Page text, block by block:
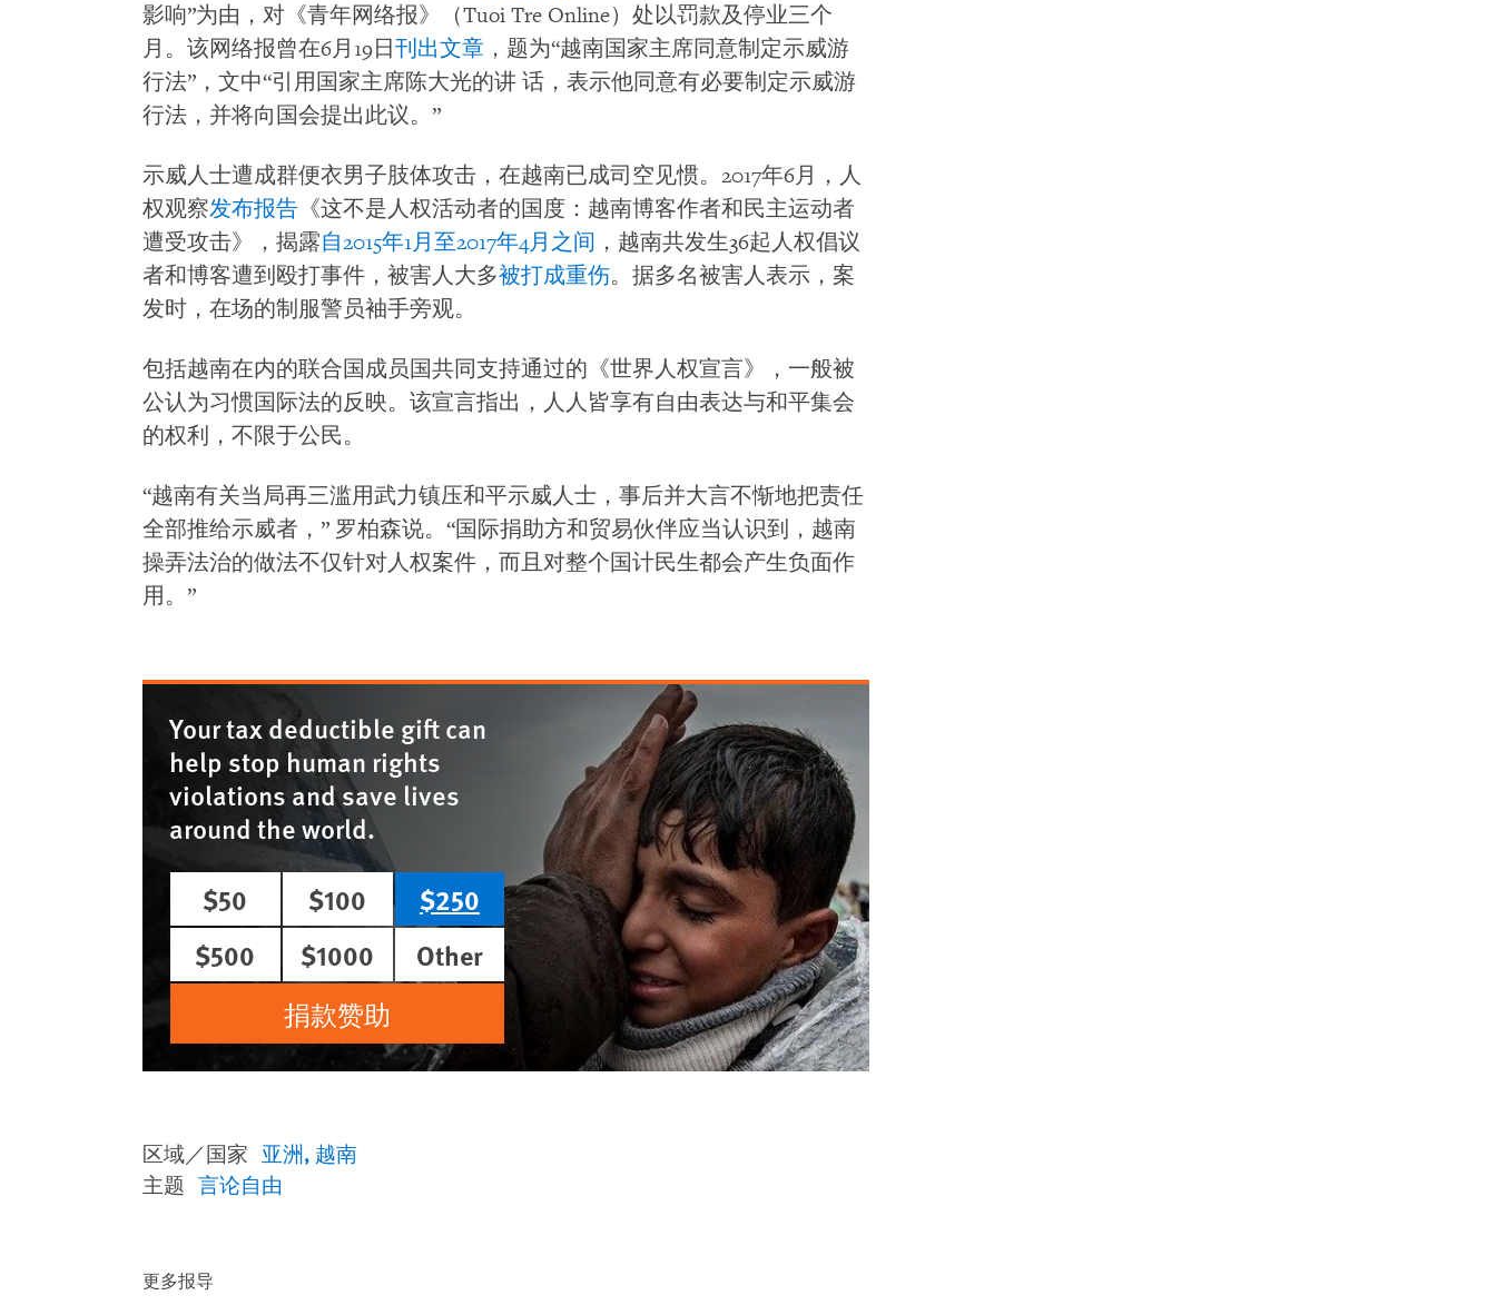
影响”为由，对《青年网络报》（Tuoi Tre Online）处以罚款及停业三个
月。该网络报曾在6月19日 刊出文章 ，题为“越南国家主席同意制定示威游
行法”，文中“引用国家主席陈大光的讲 话，表示他同意有必要制定示威游
行法，并将向国会提出此议。”
示威人士遭成群便衣男子肢体攻击，在越南已成司空见惯。2017年6月，人
权观察发布报告 《这不是人权活动者的国度：越南博客作者和民主运动者
遭受攻击》，揭露自2015年1月至2017年4月之间 ，越南共发生36起人权倡议
者和博客遭到殴打事件，被害人大多被打成重伤。据多名被害人表示，案
发时，在场的制服警员袖手旁观。
包括越南在内的联合国成员国共同支持通过的《世界人权宣言》，一般被
公认为习惯国际法的反映。该宣言指出，人人皆享有自由表达与和平集会
的权利，不限于公民。
“越南有关当局再三滥用武力镇压和平示威人士，事后并大言不惭地把责任
全部推给示威者，” 罗柏森说。“国际捐助方和贸易伙伴应当认识到，越南
操弄法治的做法不仅针对人权案件，而且对整个国计民生都会产生负面作
用。”
Your tax deductible gift can
help stop human rights
violations and save lives
around the world.
$50
$100
$250
$500
$1000
Other
捐款赞助
区域／国家 亚洲 越南
主题 言论自由
更多报导